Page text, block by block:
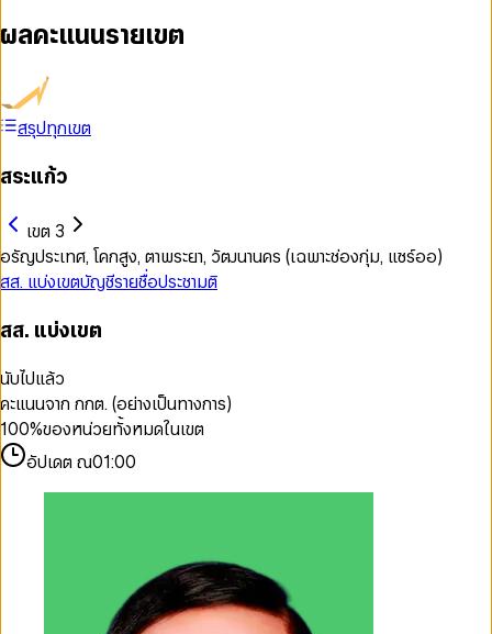
ผลคะแนนรายเขต
สรุปทุกเขต
สระแก้ว
เขต 3
อรัญประเทศ, โคกสูง, ตาพระยา, วัฒนานคร (เฉพาะช่องกุ่ม, แซร์ออ)
สส. แบ่งเขตบัญชีรายชื่อประชามติ
สส. แบ่งเขต
นับไปแล้ว
คะแนนจาก กกต. (อย่างเป็นทางการ)
100%ของหน่วยทั้งหมดในเขต
อัปเดต ณ01:00